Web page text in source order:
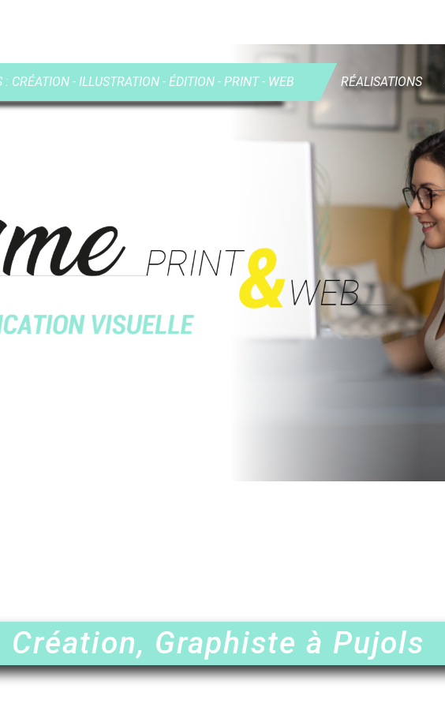
CRÉATION - ILLUSTRATION - ÉDITION - PRINT - WEB RÉALISATIONS
Création, Graphiste à Pujols